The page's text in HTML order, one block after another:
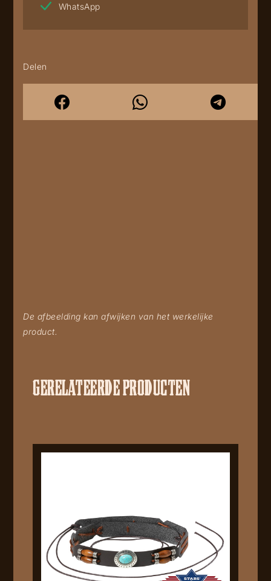
De afbeelding kan afwijken van het werkelijke
product.
WhatsApp
Delen
GERELATEERDE PRODUCTEN